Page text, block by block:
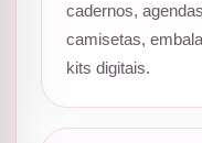
cadernos,
camisetas,
kits digitais.